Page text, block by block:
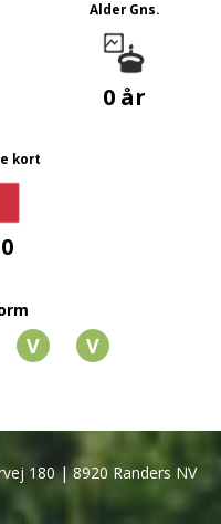
Alder Gns.
0 år
kort
0
V V
180 | 8920 Randers NV